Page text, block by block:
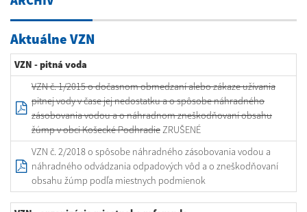
Aktuálne VZN
VZN - pitná voda
VZN č. 1/2015 o dočasnom obmedzaní alebo zákaze užívania
pitnej vody v čase jej nedostatku a o spôsobe náhradného
zásobovania vodou a o náhradnom zneškodňovaní obsahu
žúmp v obci Košecké PodhradieZRUŠENÉ
VZN č. 2/2018 o spôsobe náhradného zásobovania vodou a
náhradného odvádzania odpadových vôd a o zneškodňovaní
obsahu žúmp podľa miestnych podmienok